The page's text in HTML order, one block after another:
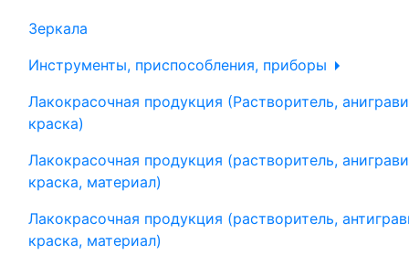
Зеркала
Инструменты, приспособления, приборы
Лакокрасочная продукция (Растворитель,
краска)
Лакокрасочная продукция (растворитель,
краска, материал)
Лакокрасочная продукция (растворитель,
краска, материал)